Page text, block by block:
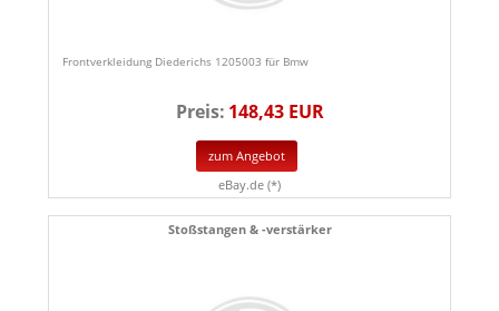
Frontverkleidung Diederichs 1205003 für Bmw
Preis: 148,43 EUR
zum Angebot
eBay.de (*)
Stoßstangen & -verstärker